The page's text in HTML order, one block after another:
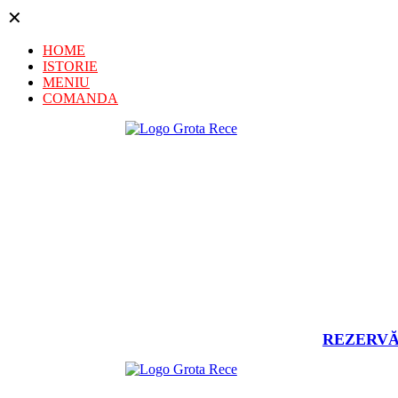
✕
HOME
ISTORIE
MENIU
COMANDA
REZERVĂ